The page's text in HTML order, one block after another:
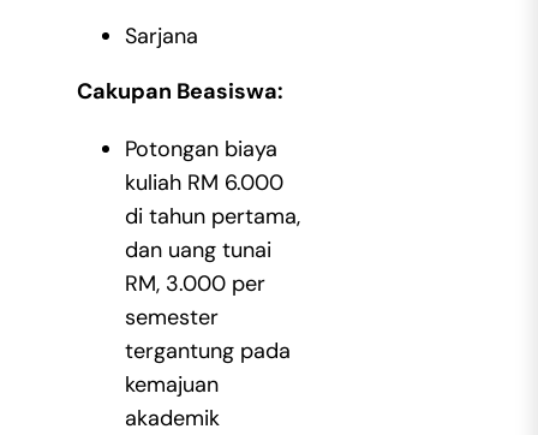
Sarjana
Cakupan Beasiswa:
Potongan biaya
kuliah RM 6.000
di tahun pertama,
dan uang tunai
RM, 3.000 per
semester
tergantung pada
kemajuan
akademik